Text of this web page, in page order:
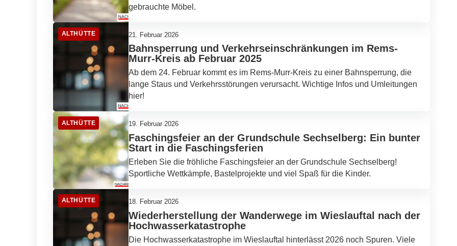
gebrauchte Möbel.
ALTHÜTTE 21. Februar 2026
Bahnsperrung und Verkehrseinschränkungen im Rems-
Murr-Kreis ab Februar 2025
Ab dem 24. Februar kommt es im Rems-Murr-Kreis zu einer Bahnsperrung, die
lange Staus und Verkehrsstörungen verursacht. Wichtige Infos und Umleitungen
hier!
ALTHÜTTE 19. Februar 2026
Faschingsfeier an der Grundschule Sechselberg: Ein bunter
Start in die Faschingsferien
Erleben Sie die fröhliche Faschingsfeier an der Grundschule Sechselberg!
Sportliche Wettkämpfe, Bastelprojekte und viel Spaß für die Kinder.
ALTHÜTTE 18. Februar 2026
Wiederherstellung der Wanderwege im Wieslauftal nach der
Hochwasserkatastrophe
Die Hochwasserkatastrophe im Wieslauftal hinterlässt 2026 noch Spuren. Viele